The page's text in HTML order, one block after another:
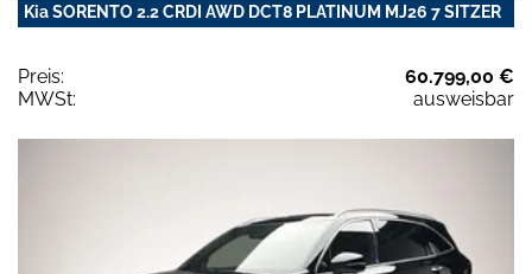
Kia SORENTO 2.2 CRDI AWD DCT8 PLATINUM MJ26 7 SITZER
Preis:
60.799,00 €
MWSt:
ausweisbar